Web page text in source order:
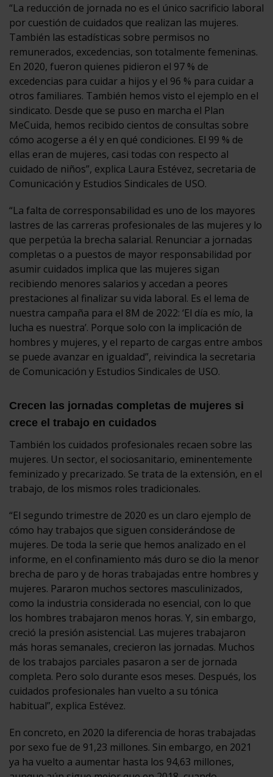
“La reducción de jornada no es el único sacrificio laboral
por cuestión de cuidados que realizan las mujeres.
También las estadísticas sobre permisos no
remunerados, excedencias, son totalmente femeninas.
En 2020, fueron quienes pidieron el 97 % de
excedencias para cuidar a hijos y el 96 % para cuidar a
otros familiares. También hemos visto el ejemplo en el
sindicato. Desde que se puso en marcha el Plan
MeCuida, hemos recibido cientos de consultas sobre
cómo acogerse a él y en qué condiciones. El 99 % de
ellas eran de mujeres, casi todas con respecto al
cuidado de niños”, explica Laura Estévez, secretaria de
Comunicación y Estudios Sindicales de USO.
“La falta de corresponsabilidad es uno de los mayores
lastres de las carreras profesionales de las mujeres y lo
que perpetúa la brecha salarial. Renunciar a jornadas
completas o a puestos de mayor responsabilidad por
asumir cuidados implica que las mujeres sigan
recibiendo menores salarios y accedan a peores
prestaciones al finalizar su vida laboral. Es el lema de
nuestra campaña para el 8M de 2022: ‘El día es mío, la
lucha es nuestra’. Porque solo con la implicación de
hombres y mujeres, y el reparto de cargas entre ambos
se puede avanzar en igualdad”, reivindica la secretaria
de Comunicación y Estudios Sindicales de USO.
Crecen las jornadas completas de mujeres si
crece el trabajo en cuidados
También los cuidados profesionales recaen sobre las
mujeres. Un sector, el sociosanitario, eminentemente
feminizado y precarizado. Se trata de la extensión, en el
trabajo, de los mismos roles tradicionales.
“El segundo trimestre de 2020 es un claro ejemplo de
cómo hay trabajos que siguen considerándose de
mujeres. De toda la serie que hemos analizado en el
informe, en el confinamiento más duro se dio la menor
brecha de paro y de horas trabajadas entre hombres y
mujeres. Pararon muchos sectores masculinizados,
como la industria considerada no esencial, con lo que
los hombres trabajaron menos horas. Y, sin embargo,
creció la presión asistencial. Las mujeres trabajaron
más horas semanales, crecieron las jornadas. Muchos
de los trabajos parciales pasaron a ser de jornada
completa. Pero solo durante esos meses. Después, los
cuidados profesionales han vuelto a su tónica
habitual”, explica Estévez.
En concreto, en 2020 la diferencia de horas trabajadas
por sexo fue de 91,23 millones. Sin embargo, en 2021
ya ha vuelto a aumentar hasta los 94,63 millones,